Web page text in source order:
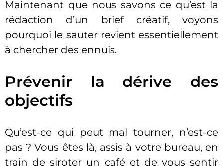
Maintenant que nous savons ce qu’est la
rédaction d’un brief créatif, voyons
pourquoi le sauter revient essentiellement
à chercher des ennuis.
Prévenir la dérive des
objectifs
Qu’est-ce qui peut mal tourner, n’est-ce
pas ? Vous êtes là, assis à votre bureau, en
train de siroter un café et de vous sentir